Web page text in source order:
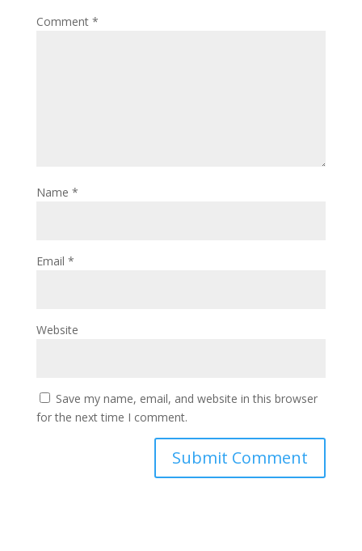
Comment *
Name *
Email *
Website
Save my name, email, and website in this browser
for the next time I comment.